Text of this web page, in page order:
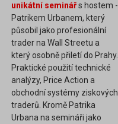
unikátní seminářs hostem -
Patrikem Urbanem, který
působil jako profesionální
trader na Wall Streetu a
který osobně přiletí do Prahy.
Praktické použití technické
analýzy, Price Action a
obchodní systémy ziskových
traderů. Kromě Patrika
Urbana na semináři jako